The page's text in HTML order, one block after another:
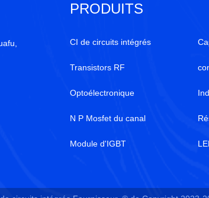
PRODUITS
CI de circuits intégrés
Transistors RF
Optoélectronique
N P Mosfet du canal
Module d'IGBT